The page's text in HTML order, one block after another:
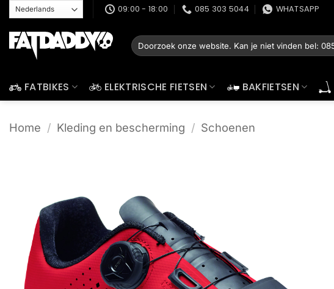
naar
inhoud
09:00 - 18:00 085 303 5044 WHATSAPP
Zoeken
naar:
FATBIKES ELEKTRISCHE FIETSEN BAKFIETSEN
Home / Kleding en bescherming / Schoenen